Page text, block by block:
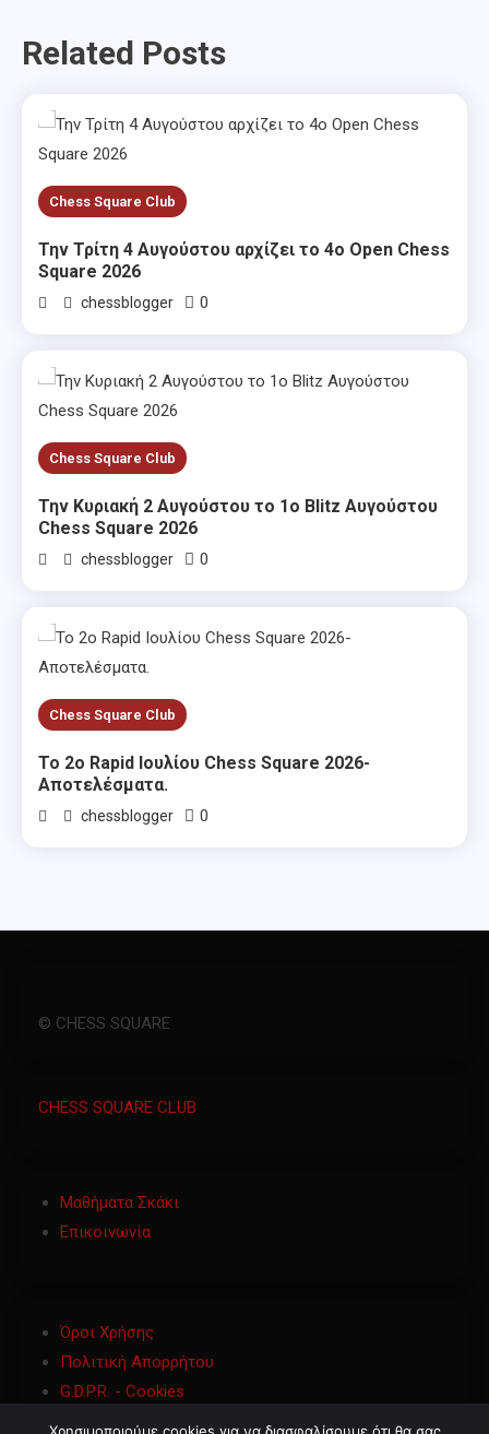
Related Posts
Chess Square Club
Την Τρίτη 4 Αυγούστου αρχίζει το 4ο Open Chess
Square 2026
chessblogger 0
Chess Square Club
Την Κυριακή 2 Αυγούστου το 1ο Blitz Αυγούστου
Chess Square 2026
chessblogger 0
Chess Square Club
Το 2ο Rapid Ιουλίου Chess Square 2026-
Αποτελέσματα.
chessblogger 0
© CHESS SQUARE
CHESS SQUARE CLUB
Μαθήματα Σκάκι
Επικοινωνία
Όροι Χρήσης
Πολιτική Απορρήτου
G.D.P.R. - Cookies